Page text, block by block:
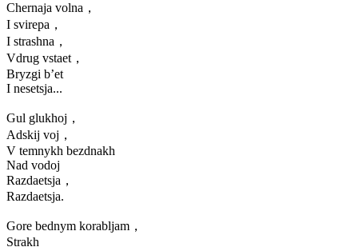
Chernaja volna，
I svirepa，
I strashna，
Vdrug vstaet，
Bryzgi b’et
I nesetsja...
Gul glukhoj，
Adskij voj，
V temnykh bezdnakh
Nad vodoj
Razdaetsja，
Razdaetsja.
Gore bednym korabljam，
Strakh